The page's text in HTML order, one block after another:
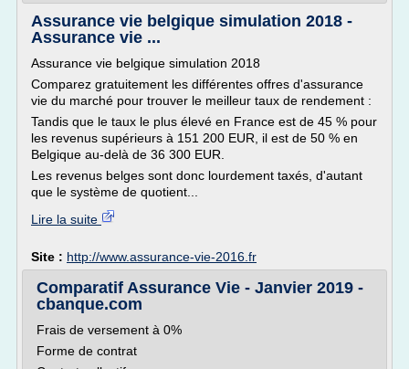
Assurance vie belgique simulation 2018 -
Assurance vie ...
Assurance vie belgique simulation 2018
Comparez gratuitement les différentes offres d'assurance
vie du marché pour trouver le meilleur taux de rendement :
Tandis que le taux le plus élevé en France est de 45 % pour
les revenus supérieurs à 151 200 EUR, il est de 50 % en
Belgique au-delà de 36 300 EUR.
Les revenus belges sont donc lourdement taxés, d'autant
que le système de quotient...
Lire la suite
Site : http://www.assurance-vie-2016.fr
Comparatif Assurance Vie - Janvier 2019 -
cbanque.com
Frais de versement à 0%
Forme de contrat